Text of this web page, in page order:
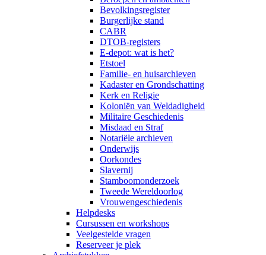
Bevolkingsregister
Burgerlijke stand
CABR
DTOB-registers
E-depot: wat is het?
Etstoel
Familie- en huisarchieven
Kadaster en Grondschatting
Kerk en Religie
Koloniën van Weldadigheid
Militaire Geschiedenis
Misdaad en Straf
Notariële archieven
Onderwijs
Oorkondes
Slavernij
Stamboomonderzoek
Tweede Wereldoorlog
Vrouwengeschiedenis
Helpdesks
Cursussen en workshops
Veelgestelde vragen
Reserveer je plek